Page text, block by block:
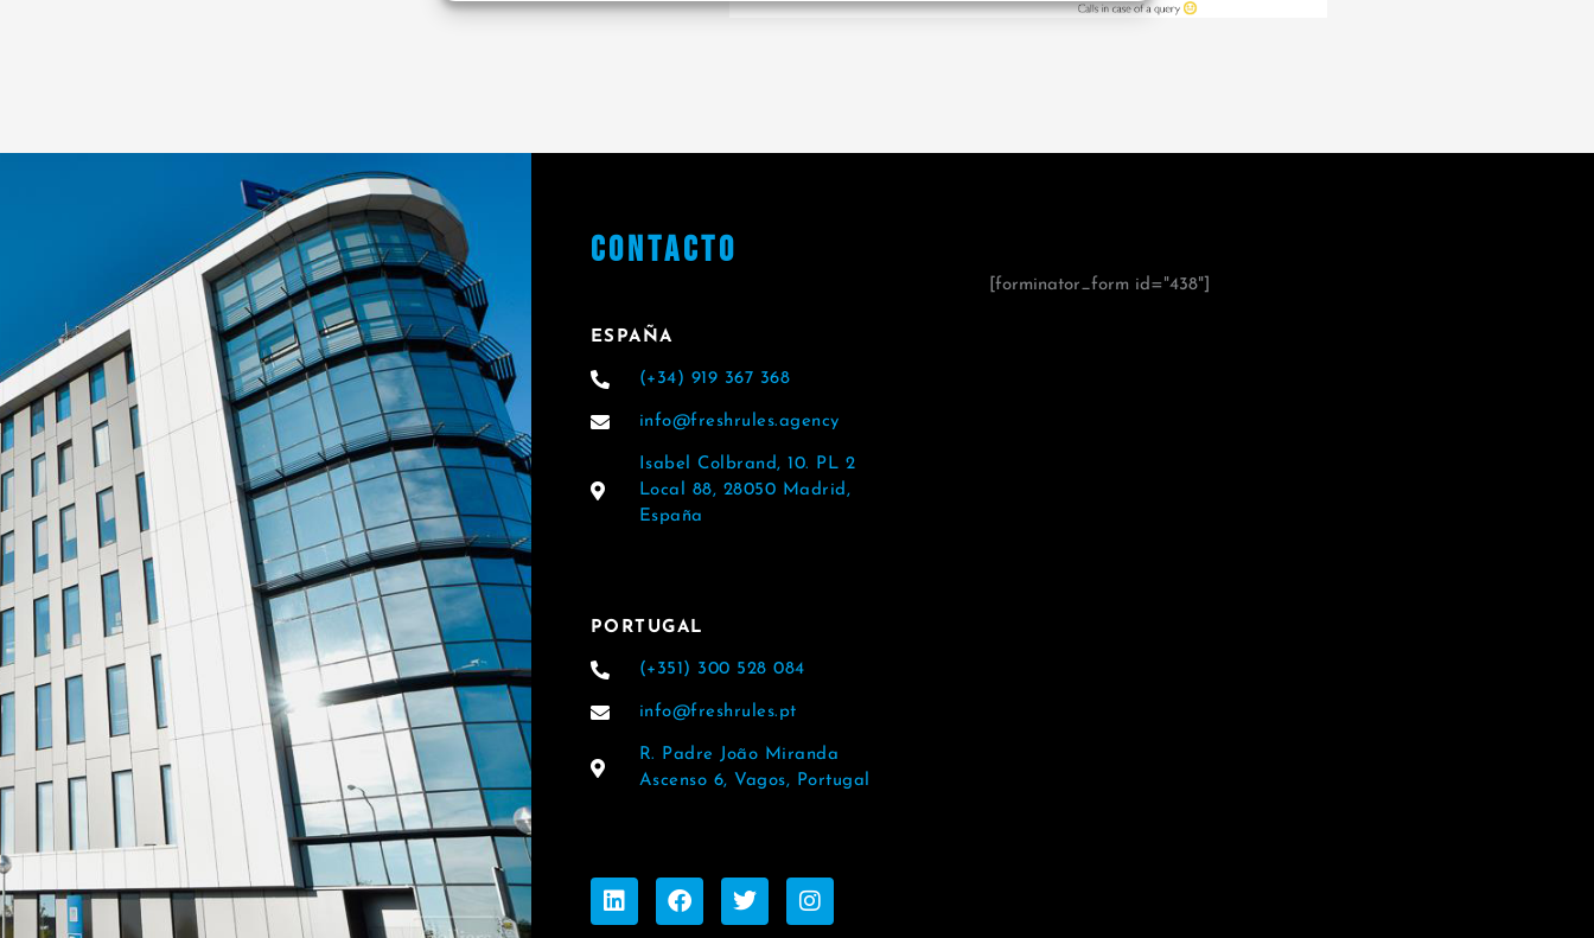
CONTACTO
ESPAÑA
(+34) 919 367 368
info@freshrules.agency
Isabel Colbrand, 10. PL 2
Local 88, 28050 Madrid,
España
PORTUGAL
(+351) 300 528 084
info@freshrules.pt
R. Padre João Miranda
Ascenso 6, Vagos, Portugal
n
k
e
c
e
b
i
t
t
s
t
a
[forminator_form id="438"]